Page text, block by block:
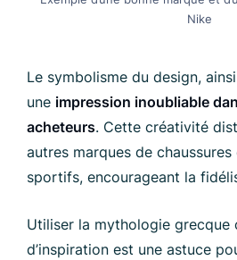
Nike
Le symbolisme du design,
une impression inoubliable
acheteurs. Cette créativité
autres marques de chaussures
sportifs, encourageant la
Utiliser la mythologie grecque
d’inspiration est une astuce